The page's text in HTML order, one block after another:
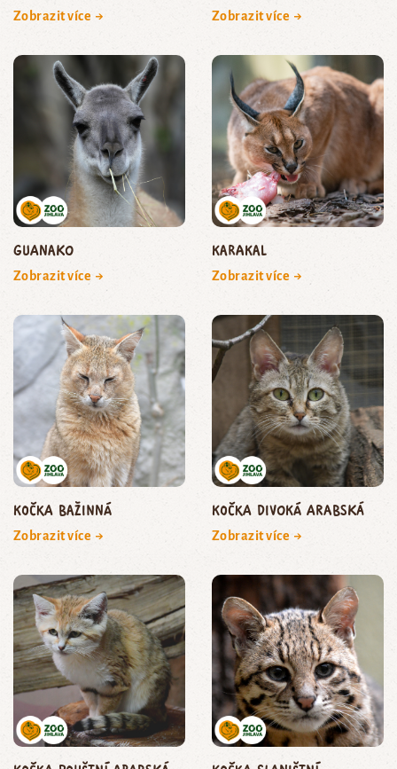
Zobrazit více → Zobrazit více →
guanako
Zobrazit více →
karakal
Zobrazit více →
kočka bažinná
Zobrazit více →
kočka divoká arabská
Zobrazit více →